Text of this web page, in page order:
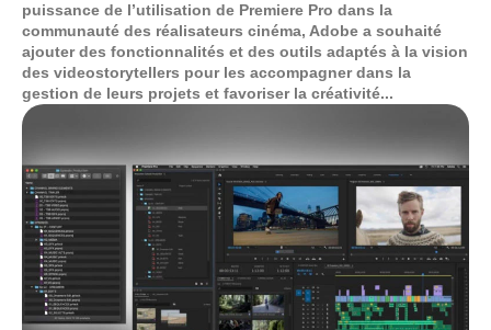
puissance de l’utilisation de Premiere Pro dans la
communauté des réalisateurs cinéma, Adobe a souhaité
ajouter des fonctionnalités et des outils adaptés à la vision
des videostorytellers pour les accompagner dans la
gestion de leurs projets et favoriser la créativité...